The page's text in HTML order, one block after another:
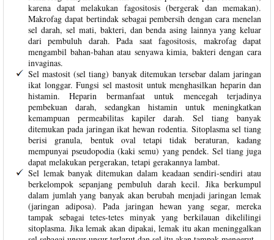
karena dapat melakukan fagositosis (bergerak dan memakan).
Makrofag dapat bertindak sebagai pembersih dengan cara menelan
sel darah, sel mati, bakteri, dan benda asing lainnya yang keluar
dari pembuluh darah. Pada saat fagositosis, makrofag dapat
mengambil bahan-bahan atau senyawa kimia, bakteri dengan cara
invaginas.
Sel mastosit (sel tiang) banyak ditemukan tersebar dalam jaringan
ikat longgar. Fungsi sel mastosit untuk menghasilkan heparin dan
histamin. Heparin bermanfaat untuk mencegah terjadinya
pembekuan darah, sedangkan histamin untuk meningkatkan
kemampuan permeabilitas kapiler darah. Sel tiang banyak
ditemukan pada jaringan ikat hewan rodentia. Sitoplasma sel tiang
berisi granula, bentuk oval tetapi tidak beraturan, kadang
mempunyai pseudopodia (kaki semu) yang pendek. Sel tiang juga
dapat melakukan pergerakan, tetapi gerakannya lambat.
Sel lemak banyak ditemukan dalam keadaan sendiri-sendiri atau
berkelompok sepanjang pembuluh darah kecil. Jika berkumpul
dalam jumlah yang banyak akan berubah menjadi jaringan lemak
(jaringan adiposa). Pada jaringan hewan yang segar, mereka
tampak sebagai tetes-tetes minyak yang berkilauan dikelilingi
sitoplasma. Jika lemak akan dipakai, lemak itu akan meninggalkan